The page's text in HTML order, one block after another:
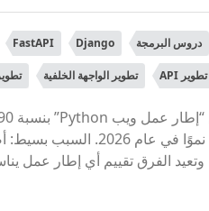
دروس البرمجة Django
FastAPI
تطوير API تطوير الواجهة الخلفية